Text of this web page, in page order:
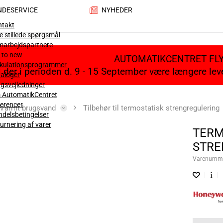
stillede spørgsmål
to new
AutomatikCentret
af varer
NYHEDER
AUTOMATIKCENTRET
der i perioden d. 9 - 15 September være længere
Varmt brugsvand Tilbehør til termostatisk strengregulering